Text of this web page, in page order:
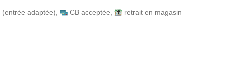
(entrée adaptée) CB acceptée
retrait en magasin